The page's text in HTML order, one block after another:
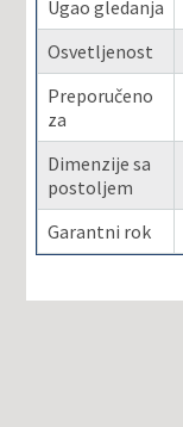
Ugao gledanja
Osvetljenost
Preporučeno
za
Dimenzije sa
postoljem
Garantni rok